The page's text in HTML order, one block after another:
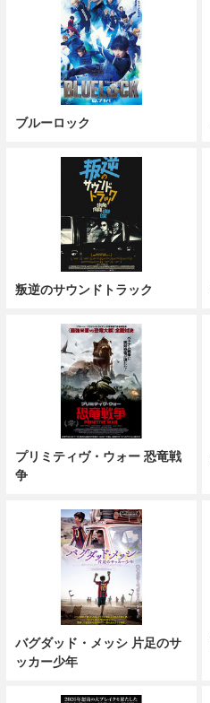
ブルーロック
叛逆のサウンドトラック
プリミティヴ・ウォー 恐竜戦
争
バグダッド・メッシ 片足のサ
ッカー少年